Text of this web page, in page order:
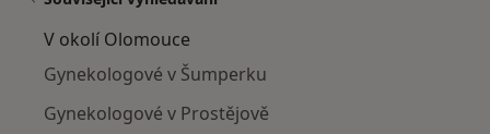
V okolí Olomouce
Gynekologové v Šumperku
Gynekologové v Prostějově